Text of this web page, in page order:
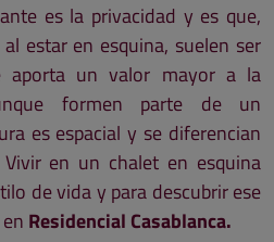
es la privacidad y es que,
estar en esquina, suelen ser
aporta un valor mayor a la
formen parte de un
es espacial y se diferencian
en un chalet en esquina
de vida y para descubrir ese
Residencial Casablanca.